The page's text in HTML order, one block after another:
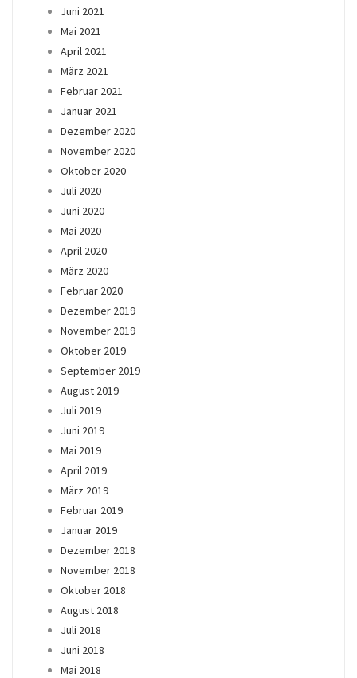
Juni 2021
Mai 2021
April 2021
März 2021
Februar 2021
Januar 2021
Dezember 2020
November 2020
Oktober 2020
Juli 2020
Juni 2020
Mai 2020
April 2020
März 2020
Februar 2020
Dezember 2019
November 2019
Oktober 2019
September 2019
August 2019
Juli 2019
Juni 2019
Mai 2019
April 2019
März 2019
Februar 2019
Januar 2019
Dezember 2018
November 2018
Oktober 2018
August 2018
Juli 2018
Juni 2018
Mai 2018